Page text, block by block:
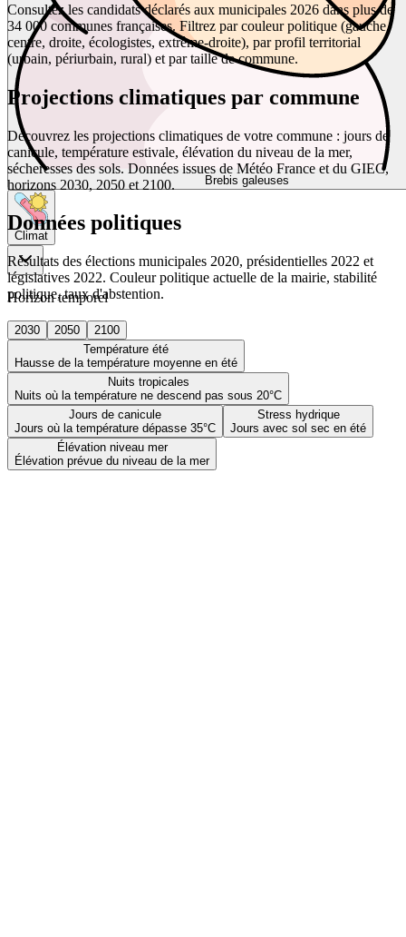
Brebis galeuses
Climat
Horizon temporel
2030 2050
2100
Température été
Hausse de la température moyenne en été
Nuits tropicales
Nuits où la température ne descend pas sous 20°C
Jours de canicule
Jours où la température dépasse 35°C
Stress hydrique
Jours avec sol sec en été
Élévation niveau mer
Élévation prévue du niveau de la mer
Consultez les candidats déclarés aux municipales 2026 dans plus de
34 000 communes françaises. Filtrez par couleur politique (gauche,
centre, droite, écologistes, extrême-droite), par profil territorial
(urbain, périurbain, rural) et par taille de commune.
Projections climatiques par commune
Découvrez les projections climatiques de votre commune : jours de
canicule, température estivale, élévation du niveau de la mer,
sécheresses des sols. Données issues de Météo France et du GIEC,
horizons 2030, 2050 et 2100.
Données politiques
Résultats des élections municipales 2020, présidentielles 2022 et
législatives 2022. Couleur politique actuelle de la mairie, stabilité
politique, taux d'abstention.